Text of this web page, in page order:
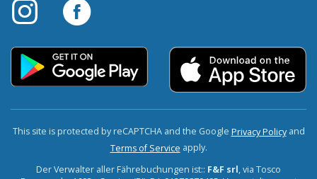
This site is protected by reCAPTCHA and the Google Privacy Policyand
Terms of Service apply.
Der Verwalter aller Fährebuchungen ist:: F&F srl, via Tosco